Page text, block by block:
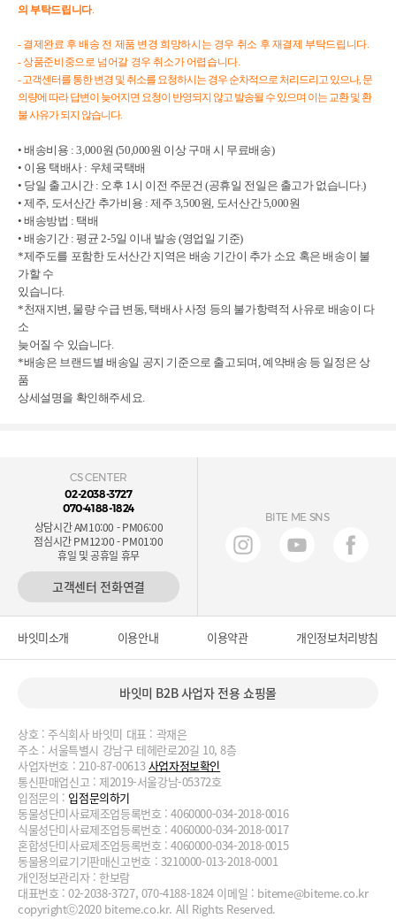
의 부탁드립니다.
- 결제완료 후 배송 전 제품 변경 희망하시는 경우 취소 후 재결제 부탁드립니다.
- 상품준비중으로 넘어갈 경우 취소가 어렵습니다.
- 고객센터를 통한 변경 및 취소를 요청하시는 경우 순차적으로 처리드리고 있으나, 문
의량에 따라 답변이 늦어지면 요청이 반영되지 않고 발송될 수 있으며 이는 교환 및 환
불 사유가 되지 않습니다.
• 배송비용 : 3,000원 (50,000원 이상 구매 시 무료배송)
• 이용 택배사 : 우체국택배
• 당일 출고시간 : 오후 1시 이전 주문건 (공휴일 전일은 출고가 없습니다.)
• 제주, 도서산간 추가비용 : 제주 3,500원, 도서산간 5,000원
• 배송방법 : 택배
• 배송기간 : 평균 2-5일 이내 발송 (영업일 기준)
*제주도를 포함한 도서산간 지역은 배송 기간이 추가 소요 혹은 배송이 불
가할 수
있습니다.
*천재지변, 물량 수급 변동, 택배사 사정 등의 불가항력적 사유로 배송이 다
소
늦어질 수 있습니다.
*배송은 브랜드별 배송일 공지 기준으로 출고되며, 예약배송 등 일정은 상
품
상세설명을 확인해주세요.
CS CENTER
02-2038-3727
070-4188-1824
상담시간 AM10:00 - PM06:00
점심시간 PM12:00 - PM01:00
휴일 및 공휴일 휴무
고객센터 전화연결
BITE ME SNS
바잇미소개 이용안내 이용약관 개인정보처리방침
바잇미 B2B 사업자 전용 쇼핑몰
상호 : 주식회사 바잇미 대표 : 곽재은
주소 : 서울특별시 강남구 테헤란로20길 10, 8층
사업자번호 : 210-87-00613사업자정보확인
통신판매업신고 : 제2019-서울강남-05372호
입점문의 : 입점문의하기
동물성단미사료제조업등록번호 : 4060000-034-2018-0016
식물성단미사료제조업등록번호 : 4060000-034-2018-0017
혼합성단미사료제조업등록번호 : 4060000-034-2018-0015
동물용의료기기판매신고번호 : 3210000-013-2018-0001
개인정보관리자 : 한보람
대표번호 : 02-2038-3727, 070-4188-1824 이메일 : biteme@biteme.co.kr
copyrightⓒ2020 biteme.co.kr. All Rights Reserved.